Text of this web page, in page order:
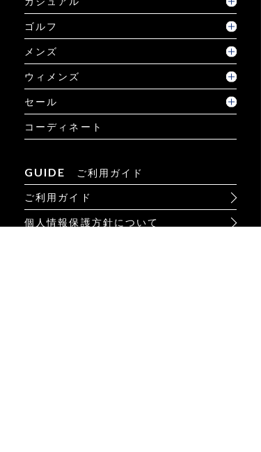
ゴルフ
メンズ
ウィメンズ
セール
コーディネート
GUIDE ご利用ガイド
ご利用ガイド
個人情報保護方針について